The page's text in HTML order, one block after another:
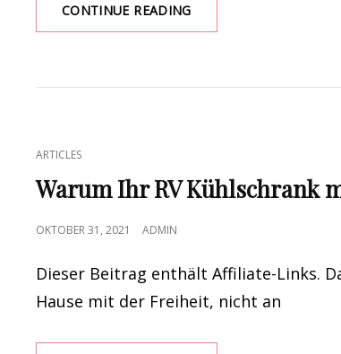
CONTINUE READINGDIE
9
IN
CAT
LINKS
ARTICLES
Warum Ihr RV Kühlschrank
POSTED
OKTOBER 31, 2021 ADMIN
Dieser Beitrag enthält Affiliate-Links.
Hause mit der Freiheit, nicht an